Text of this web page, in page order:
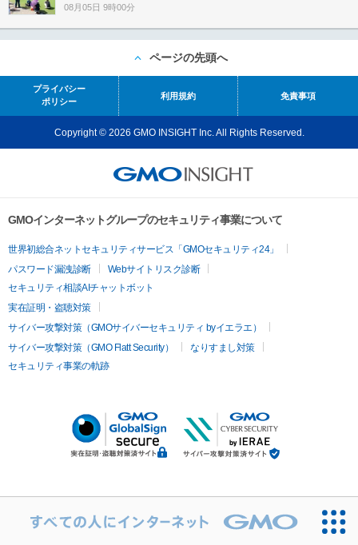
08月05日 9時00分
ページの先頭へ
プライバシー
ポリシー
利用規約 免責事項
Copyright © 2026 GMO INSIGHT Inc. All Rights Reserved.
GMOインターネットグループのセキュリティ事業について
世界初総合ネットセキュリティサービス「GMOセキュリティ24」
パスワード漏洩診断
Webサイトリスク診断
セキュリティ相談AIチャットボット
実在証明・盗聴対策
サイバー攻撃対策（GMOサイバーセキュリティ byイエラエ）
サイバー攻撃対策（GMO Flatt Security）
なりすまし対策
セキュリティ事業の軌跡